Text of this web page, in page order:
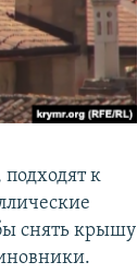
к
снять крышу